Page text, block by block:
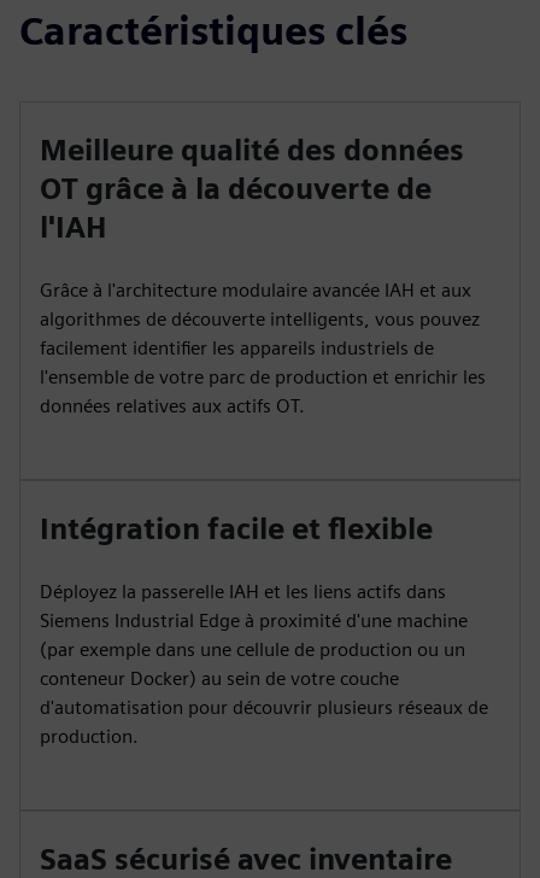
Caractéristiques clés
Meilleure qualité des données
OT grâce à la découverte de
l'IAH
Grâce à l'architecture modulaire avancée IAH et aux
algorithmes de découverte intelligents, vous pouvez
facilement identifier les appareils industriels de
l'ensemble de votre parc de production et enrichir les
données relatives aux actifs OT.
Intégration facile et flexible
Déployez la passerelle IAH et les liens actifs dans
Siemens Industrial Edge à proximité d'une machine
(par exemple dans une cellule de production ou un
conteneur Docker) au sein de votre couche
d'automatisation pour découvrir plusieurs réseaux de
production.
SaaS sécurisé avec inventaire